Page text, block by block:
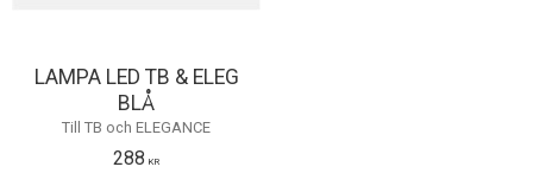
LAMPA LED TB & ELEG
BLÅ
Till TB och ELEGANCE
288 KR